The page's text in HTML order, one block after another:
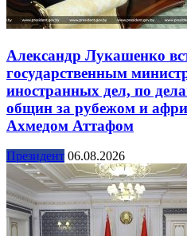
Александр Лукашенко
государственным
иностранных дел, по
общин за рубежом и
Ахмедом Аттафом
Президент 06.08.2026